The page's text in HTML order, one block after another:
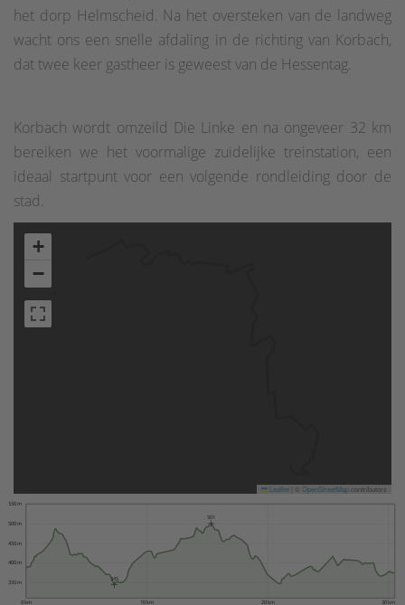
het dorp Helmscheid. Na het oversteken van de landweg
wacht ons een snelle afdaling in de richting van Korbach,
dat twee keer gastheer is geweest van de Hessentag.
Korbach wordt omzeild Die Linke en na ongeveer 32 km
bereiken we het voormalige zuidelijke treinstation, een
ideaal startpunt voor een volgende rondleiding door de
stad.
+
−
Leaflet OpenStreetMapcontributors
0 km 10 km 20 km 30 km
350 m
400 m
450 m
500 m
550 m
345
501